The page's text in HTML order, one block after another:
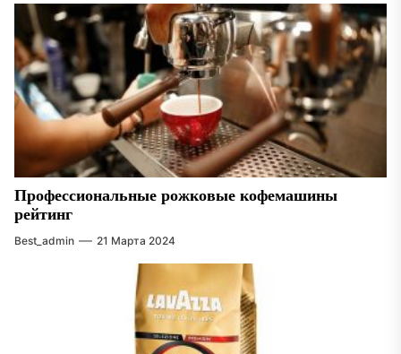
Профессиональные рожковые кофемашины
рейтинг
Best_admin 21 Марта 2024